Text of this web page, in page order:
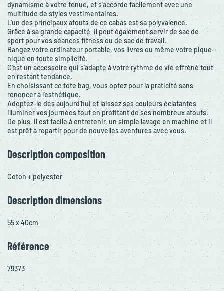
dynamisme à votre tenue, et s'accorde facilement avec une
multitude de styles vestimentaires.
L'un des principaux atouts de ce cabas est sa polyvalence.
Grâce à sa grande capacité, il peut également servir de sac de
sport pour vos séances fitness ou de sac de travail.
Rangez votre ordinateur portable, vos livres ou même votre pique-
nique en toute simplicité.
C'est un accessoire qui s’adapte à votre rythme de vie effréné tout
en restant tendance.
En choisissant ce tote bag, vous optez pour la praticité sans
renoncer à l'esthétique.
Adoptez-le dès aujourd'hui et laissez ses couleurs éclatantes
illuminer vos journées tout en profitant de ses nombreux atouts.
De plus, il est facile à entretenir, un simple lavage en machine et il
est prêt à repartir pour de nouvelles aventures avec vous.
Description composition
Coton + polyester
Description dimensions
55 x 40cm
Référence
79373